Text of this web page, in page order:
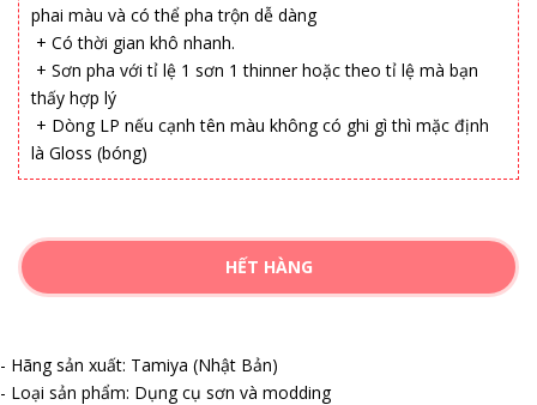
phai màu và có thể pha trộn dễ dàng
+ Có thời gian khô nhanh.
+ Sơn pha với tỉ lệ 1 sơn 1 thinner hoặc theo tỉ lệ mà bạn
thấy hợp lý
+ Dòng LP nếu cạnh tên màu không có ghi gì thì mặc định
là Gloss (bóng)
HẾT HÀNG
- Hãng sản xuất: Tamiya (Nhật Bản)
- Loại sản phẩm: Dụng cụ sơn và modding